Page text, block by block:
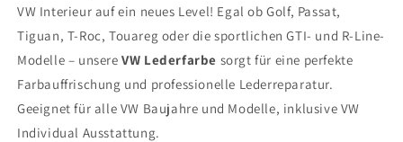
VW Interieur auf ein neues Level! Egal ob Golf, Passat,
Tiguan, T-Roc, Touareg oder die sportlichen GTI- und R-Line-
Modelle – unsereVW Lederfarbe sorgt für eine perfekte
Farbauffrischung und professionelle Lederreparatur.
Geeignet für alle VW Baujahre und Modelle, inklusive VW
Individual Ausstattung.